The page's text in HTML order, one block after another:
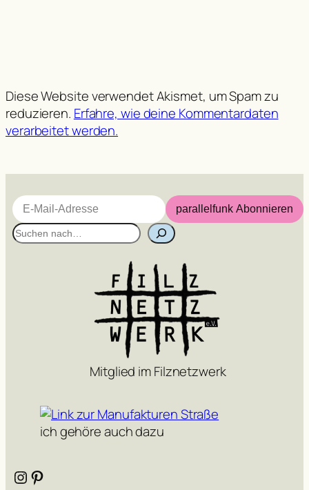
Diese Website verwendet Akismet, um Spam zu
reduzieren. Erfahre, wie deine Kommentardaten
verarbeitet werden.
E-Mail-Adresse
parallelfunk Abonnieren
S
u
Mitglied im Filznetzwerk
ich gehöre auch dazu
Instagram Pinterest